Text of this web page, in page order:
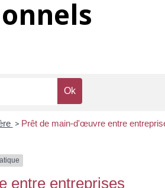
> Prêt de main-d'œuvre entre
entre entreprises